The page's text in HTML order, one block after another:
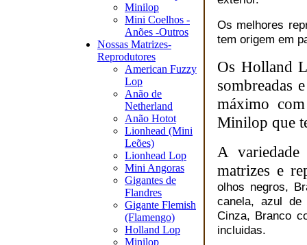
Minilop
Mini Coelhos -
Anões -Outros
Nossas Matrizes-
Reprodutores
American Fuzzy
Lop
Anão de
Netherland
Anão Hotot
Lionhead (Mini
Leões)
Lionhead Lop
Mini Angoras
Gigantes de
Flandres
Gigante Flemish
(Flamengo)
Holland Lop
Minilop
Os melhores
tem origem em
Os Holland
sombreadas
máximo
Minilop que
A
matrizes e
olhos negros,
canela, azul
Cinza, Branco
incluidas.